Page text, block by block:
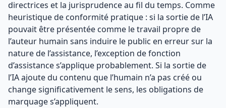
directrices et la jurisprudence au fil du temps. Comme
heuristique de conformité pratique : si la sortie de l’IA
pouvait être présentée comme le travail propre de
l’auteur humain sans induire le public en erreur sur la
nature de l’assistance, l’exception de fonction
d’assistance s’applique probablement. Si la sortie de
l’IA ajoute du contenu que l’humain n’a pas créé ou
change significativement le sens, les obligations de
marquage s’appliquent.